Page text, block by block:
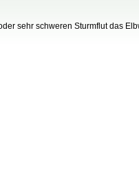
sehr schweren Sturmflut das